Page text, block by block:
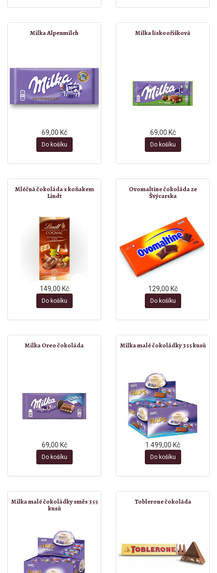
Milka Alpenmilch
69,00 Kč
Do košíku
Milka lískooříšková
69,00 Kč
Do košíku
Mléčná čokoláda s koňakem
Lindt
149,00 Kč
Do košíku
Ovomaltine čokoláda ze
Švýcarska
129,00 Kč
Do košíku
Milka Oreo čokoláda
69,00 Kč
Do košíku
Milka malé čokoládky 355 kusů
1 499,00 Kč
Do košíku
Milka malé čokoládky směs 355
kusů
Toblerone čokoláda